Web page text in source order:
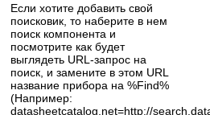
Если хотите добавить свой
поисковик, то наберите в нем
поиск компонента и
посмотрите как будет
выглядеть URL-запрос на
поиск, и замените в этом URL
название прибора на %Find%
(Например:
datasheetcatalog.net=http://